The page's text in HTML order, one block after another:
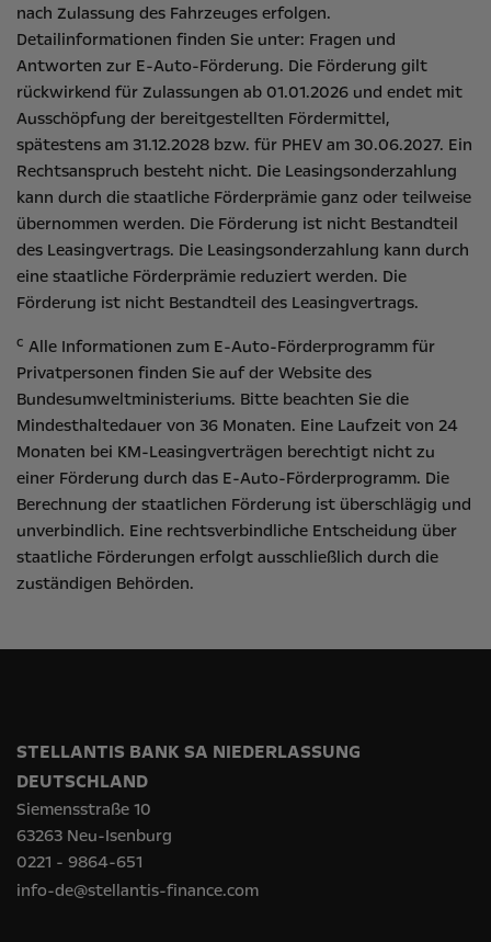
nach Zulassung des Fahrzeuges erfolgen.
Detailinformationen finden Sie unter: Fragen und
Antworten zur E-Auto-Förderung. Die Förderung gilt
rückwirkend für Zulassungen ab 01.01.2026 und endet mit
Ausschöpfung der bereitgestellten Fördermittel,
spätestens am 31.12.2028 bzw. für PHEV am 30.06.2027. Ein
Rechtsanspruch besteht nicht​. Die Leasingsonderzahlung
kann durch die staatliche Förderprämie ganz oder teilweise
übernommen werden. Die Förderung ist nicht Bestandteil
des Leasingvertrags. Die Leasingsonderzahlung kann durch
eine staatliche Förderprämie reduziert werden. Die
Förderung ist nicht Bestandteil des Leasingvertrags.
c Alle Informationen zum E-Auto-Förderprogramm für
Privatpersonen finden Sie auf der Website des
Bundesumweltministeriums. Bitte beachten Sie die
Mindesthaltedauer von 36 Monaten. Eine Laufzeit von 24
Monaten bei KM-Leasingverträgen berechtigt nicht zu
einer Förderung durch das E-Auto-Förderprogramm. Die
Berechnung der staatlichen Förderung ist überschlägig und
unverbindlich. Eine rechtsverbindliche Entscheidung über
staatliche Förderungen erfolgt ausschließlich durch die
zuständigen Behörden.
STELLANTIS BANK SA NIEDERLASSUNG
DEUTSCHLAND
Siemensstraße 10
63263 Neu-Isenburg
0221 - 9864-651
info-de@stellantis-finance.com